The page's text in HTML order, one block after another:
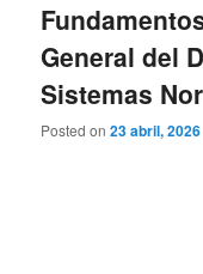
General del
Sistemas
Posted on23 abril, 2026